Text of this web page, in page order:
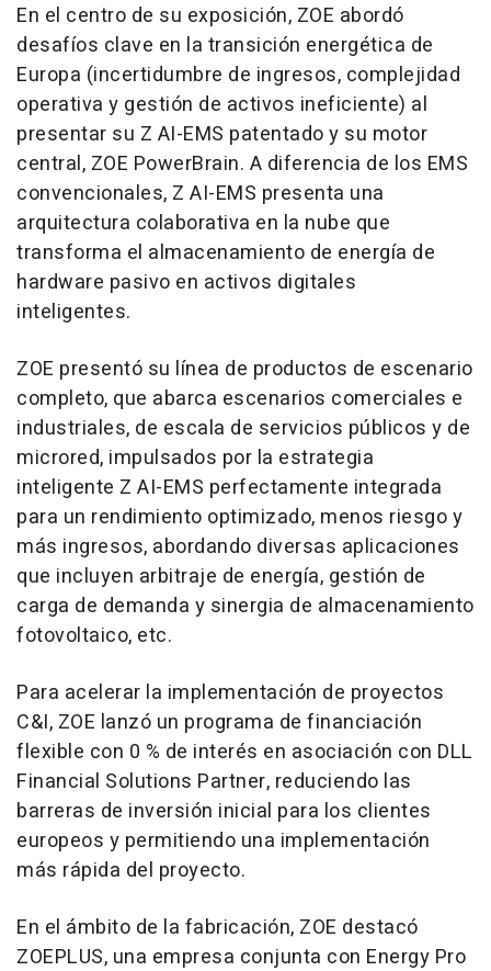
En el centro de su exposición, ZOE abordó
desafíos clave en la transición energética de
Europa (incertidumbre de ingresos, complejidad
operativa y gestión de activos ineficiente) al
presentar su Z AI-EMS patentado y su motor
central, ZOE PowerBrain. A diferencia de los EMS
convencionales, Z AI-EMS presenta una
arquitectura colaborativa en la nube que
transforma el almacenamiento de energía de
hardware pasivo en activos digitales
inteligentes.
ZOE presentó su línea de productos de escenario
completo, que abarca escenarios comerciales e
industriales, de escala de servicios públicos y de
microred, impulsados por la estrategia
inteligente Z AI-EMS perfectamente integrada
para un rendimiento optimizado, menos riesgo y
más ingresos, abordando diversas aplicaciones
que incluyen arbitraje de energía, gestión de
carga de demanda y sinergia de almacenamiento
fotovoltaico, etc.
Para acelerar la implementación de proyectos
C&I, ZOE lanzó un programa de financiación
flexible con 0 % de interés en asociación con DLL
Financial Solutions Partner, reduciendo las
barreras de inversión inicial para los clientes
europeos y permitiendo una implementación
más rápida del proyecto.
En el ámbito de la fabricación, ZOE destacó
ZOEPLUS, una empresa conjunta con Energy Pro